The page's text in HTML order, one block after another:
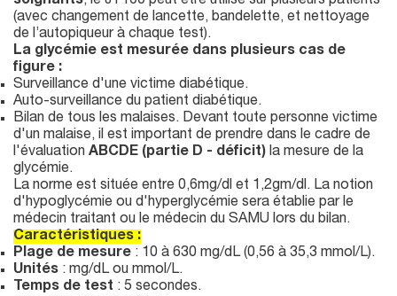
(avec changement de lancette, bandelette, et nettoyage
de l’autopiqueur à chaque test).
La glycémie est mesurée dans plusieurs cas de
figure :
Surveillance d'une victime diabétique.
Auto-surveillance du patient diabétique.
Bilan de tous les malaises. Devant toute personne victime
d'un malaise, il est important de prendre dans le cadre de
l'évaluation ABCDE (partie D - déficit) la mesure de la
glycémie.
La norme est située entre 0,6mg/dl et 1,2gm/dl. La notion
d'hypoglycémie ou d'hyperglycémie sera établie par le
médecin traitant ou le médecin du SAMU lors du bilan.
Caractéristiques :
Plage de mesure : 10 à 630 mg/dL (0,56 à 35,3 mmol/L).
Unités : mg/dL ou mmol/L.
Temps de test : 5 secondes.